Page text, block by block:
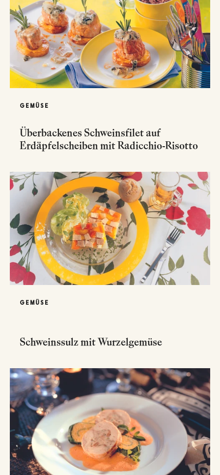
GEMÜSE
Überbackenes Schweinsfilet auf
Erdäpfelscheiben mit Radicchio-Risotto
GEMÜSE
Schweinssulz mit Wurzelgemüse